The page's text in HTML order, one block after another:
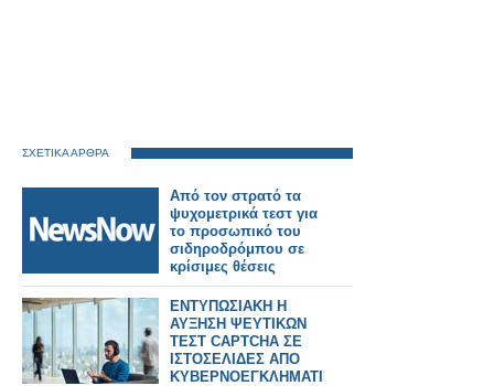
ΣΧΕΤΙΚΑ ΑΡΘΡΑ
Από τον στρατό τα
ψυχομετρικά τεστ για
το προσωπικό του
σιδηροδρόμπου σε
κρίσιμες θέσεις
ΕΝΤΥΠΩΣΙΑΚΗ Η
ΑΥΞΗΣΗ ΨΕΥΤΙΚΩΝ
ΤΕΣΤ CAPTCHA ΣΕ
ΙΣΤΟΣΕΛΙΔΕΣ ΑΠΟ
ΚΥΒΕΡΝΟΕΓΚΛΗΜΑΤΙΕΣ